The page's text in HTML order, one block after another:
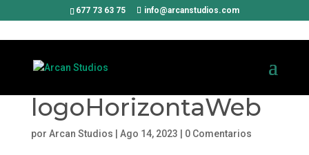
677 73 63 75 info@arcanstudios.com
logoHorizontaWeb
por Arcan Studios Ago 14, 2023 0 Comentarios